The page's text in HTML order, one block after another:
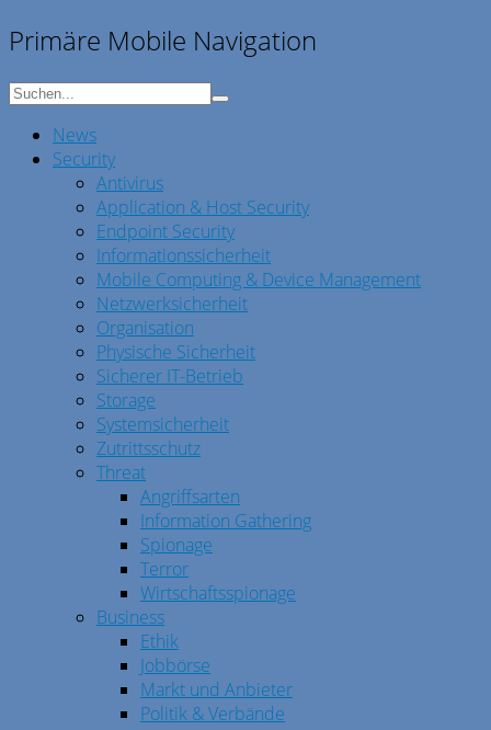
Primäre Mobile Navigation
News
Security
Antivirus
Application & Host Security
Endpoint Security
Informationssicherheit
Mobile Computing & Device Management
Netzwerksicherheit
Organisation
Physische Sicherheit
Sicherer IT-Betrieb
Storage
Systemsicherheit
Zutrittsschutz
Threat
Angriffsarten
Information Gathering
Spionage
Terror
Wirtschaftsspionage
Business
Ethik
Jobbörse
Markt und Anbieter
Politik & Verbände